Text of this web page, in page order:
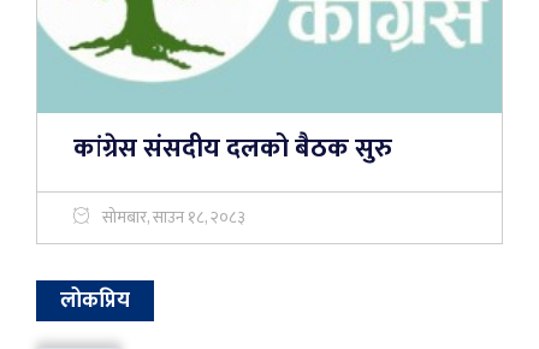
कांग्रेस संसदीय दलको बैठक सुरु
सोमबार, साउन १८, २०८३
लोकप्रिय